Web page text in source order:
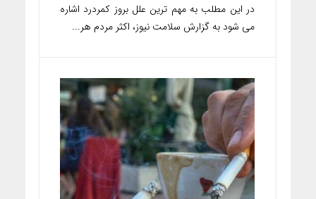
در این مطلب به مهم ترین علل بروز کمردرد اشاره
می شود به گزارش سلامت نیوز، اکثر مردم هر...